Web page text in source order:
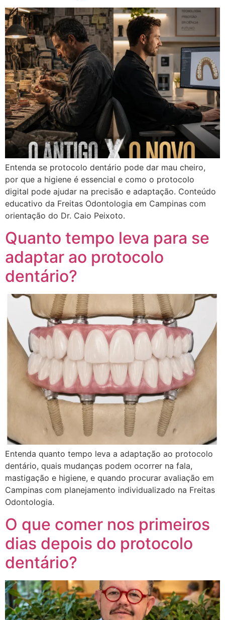
Entenda se protocolo dentário pode dar mau cheiro,
por que a higiene é essencial e como o protocolo
digital pode ajudar na precisão e adaptação. Conteúdo
educativo da Freitas Odontologia em Campinas com
orientação do Dr. Caio Peixoto.
Quanto tempo leva para se
adaptar ao protocolo
dentário?
Entenda quanto tempo leva a adaptação ao protocolo
dentário, quais mudanças podem ocorrer na fala,
mastigação e higiene, e quando procurar avaliação em
Campinas com planejamento individualizado na Freitas
Odontologia.
O que comer nos primeiros
dias depois do protocolo
dentário?